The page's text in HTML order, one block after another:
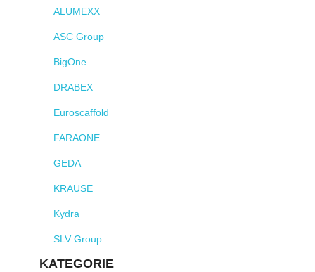
ALUMEXX
ASC Group
BigOne
DRABEX
Euroscaffold
FARAONE
GEDA
KRAUSE
Kydra
SLV Group
KATEGORIE